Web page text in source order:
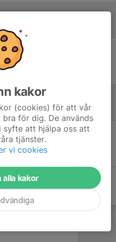
ifylld
skrivet
kakor
(cookies) för att vår
för dig. De används
syfte att hjälpa oss att
tjänster.
vi cookies
alla kakor